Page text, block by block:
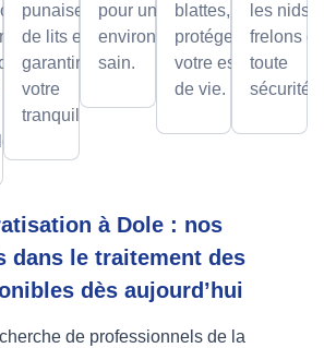
punaises
de lits et
garantir
votre
tranquillité.
pour un
environnement
sain.
blattes, pour
protéger
votre espace
de vie.
les nids
frelons
toute
sécurité.
à Dole : nos
dans le traitement des
dès aujourd’hui
de professionnels de la